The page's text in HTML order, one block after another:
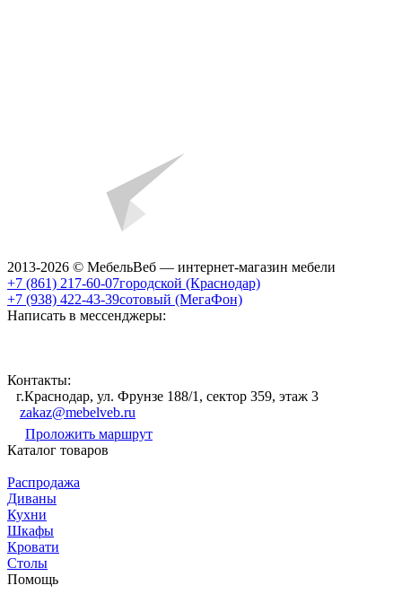
2013-2026 © МебельВеб — интернет-магазин мебели
+7 (861) 217-60-07городской (Краснодар)
+7 (938) 422-43-39сотовый (МегаФон)
Написать в мессенджеры:
Контакты:
г.Краснодар, ул. Фрунзе 188/1, сектор 359, этаж 3
zakaz@mebelveb.ru
Проложить маршрут
Каталог товаров
Распродажа
Диваны
Кухни
Шкафы
Кровати
Столы
Помощь